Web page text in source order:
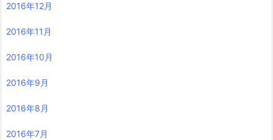
2016年12月
2016年11月
2016年10月
2016年9月
2016年8月
2016年7月